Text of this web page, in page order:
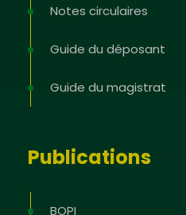
Notes circulaires
Guide du déposant
Guide du magistrat
Publications
BOPI